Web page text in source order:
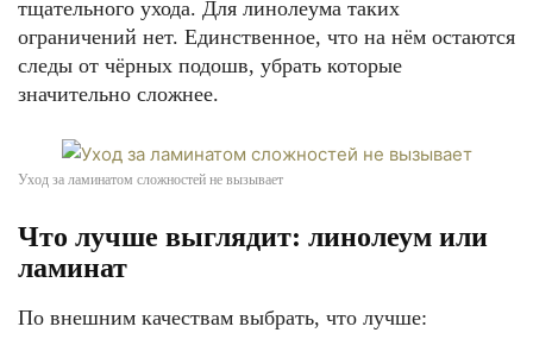
тщательного ухода. Для линолеума таких
ограничений нет. Единственное, что на нём остаются
следы от чёрных подошв, убрать которые
значительно сложнее.
Уход за ламинатом сложностей не вызывает
Что лучше выглядит: линолеум или
ламинат
По внешним качествам выбрать, что лучше: